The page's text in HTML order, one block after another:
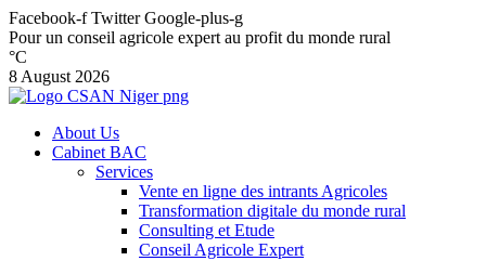
Facebook-f Twitter Google-plus-g
Pour un conseil agricole expert au profit du monde rural
°C
8 August 2026
About Us
Cabinet BAC
Services
Vente en ligne des intrants Agricoles
Transformation digitale du monde rural
Consulting et Etude
Conseil Agricole Expert